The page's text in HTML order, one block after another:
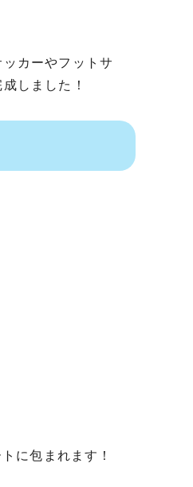
カーやフットサ
しました！
に包まれます！